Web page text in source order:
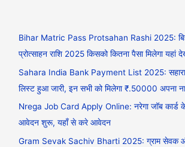
Bihar Matric Pass Protsahan Rashi 2025:
प्रोत्साहन राशि 2025 किसको कितना पैसा मिलेगा यहां
Sahara India Bank Payment List 2025: सहारा
लिस्ट हुआ जारी, इन सभी को मिलेगा ₹.50000 अपना
Nrega Job Card Apply Online: नरेगा जॉब कार्ड
आवेदन शुरू, यहाँ से करे आवेदन
Gram Sevak Sachiv Bharti 2025: ग्राम सेवक